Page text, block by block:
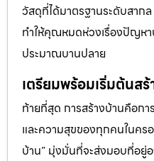
วัสดุที่ได้มาตรฐานระดับสาก
ทำให้คุณหมดห่วงเรื่องปัญห
ประมาณบานปลาย
เตรียมพร้อมเริ่มต้นส
ท้ายที่สุด การสร้างบ้านคือก
และความสุขของทุกคนในคร
บ้าน” มุ่งมั่นที่จะส่งมอบที่อยู่